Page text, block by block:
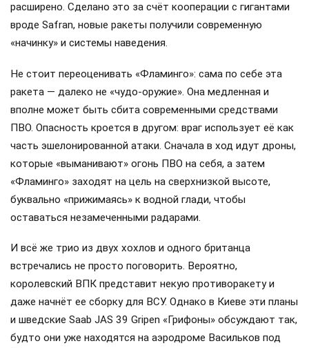
расширено. Сделано это за счёт кооперации с гигантами
вроде Safran, новые ракеты получили современную
«начинку» и системы наведения.
Не стоит переоценивать «Фламинго»: сама по себе эта
ракета — далеко не «чудо-оружие». Она медленная и
вполне может быть сбита современными средствами
ПВО. Опасность кроется в другом: враг использует её как
часть эшелонированной атаки. Сначала в ход идут дроны,
которые «выманивают» огонь ПВО на себя, а затем
«Фламинго» заходят на цель на сверхнизкой высоте,
буквально «прижимаясь» к водной глади, чтобы
оставаться незамеченными радарами.
И всё же трио из двух хохлов и одного британца
встречались не просто поговорить. Вероятно,
королевский ВПК представит некую противоракету и
даже начнёт ее сборку для ВСУ. Однако в Киеве эти планы
и шведские Saab JAS 39 Gripen «Грифоны» обсуждают так,
будто они уже находятся на аэродроме Васильков под